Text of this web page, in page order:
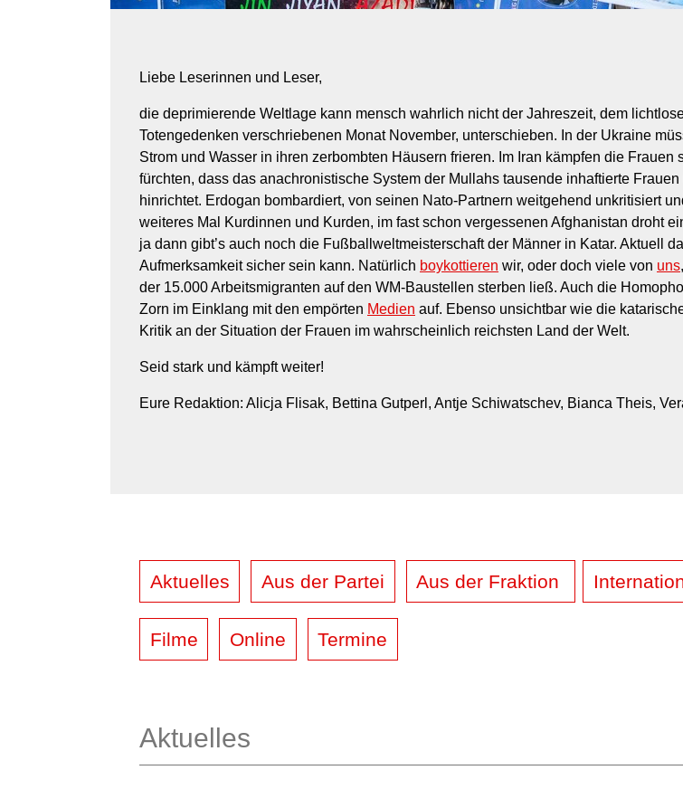
Liebe Leserinnen und Leser,
die deprimierende Weltlage kann mensch wahrlich nicht der Jahreszeit, dem
Totengedenken verschriebenen Monat November, unterschieben. In der Ukraine
Strom und Wasser in ihren zerbombten Häusern frieren. Im Iran kämpfen die
fürchten, dass das anachronistische System der Mullahs tausende inhaftierte
hinrichtet. Erdogan bombardiert, von seinen Nato-Partnern weitgehend unkritisiert
weiteres Mal Kurdinnen und Kurden, im fast schon vergessenen Afghanistan droht
ja dann gibt’s auch noch die Fußballweltmeisterschaft der Männer in Katar. Aktuell
Aufmerksamkeit sicher sein kann. Natürlich boykottieren wir, oder doch viele von uns
der 15.000 Arbeitsmigranten auf den WM-Baustellen sterben ließ. Auch die
Zorn im Einklang mit den empörten Medien auf. Ebenso unsichtbar wie die
Kritik an der Situation der Frauen im wahrscheinlich reichsten Land der Welt.
Seid stark und kämpft weiter!
Eure Redaktion: Alicja Flisak, Bettina Gutperl, Antje Schiwatschev, Bianca Theis,
Aktuelles Aus der Partei Aus der Fraktion
Filme Online Termine
Aktuelles